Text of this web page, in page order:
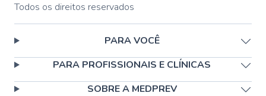
Todos os direitos reservados
PARA VOCÊ
PARA PROFISSIONAIS E CLÍNICAS
SOBRE A MEDPREV